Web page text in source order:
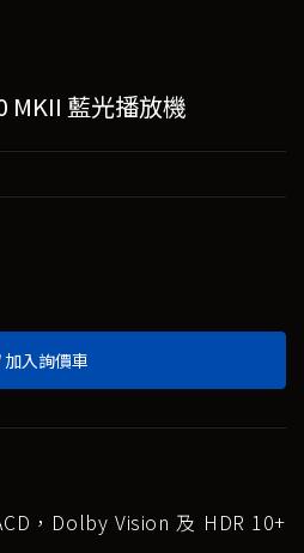
MKII 藍光播放機
加入詢價車
，Dolby Vision 及 HDR 10+